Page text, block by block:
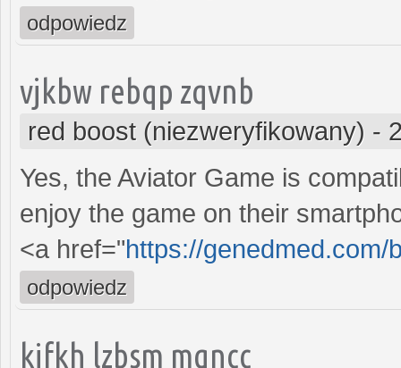
odpowiedz
vjkbw rebqp zqvnb
red boost (niezweryfikowany) -
Yes, the Aviator Game is
enjoy the game on their
<a href="https://genedmed.com/
odpowiedz
kifkh lzbsm mqncc